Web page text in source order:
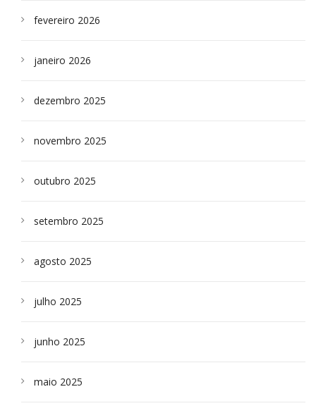
fevereiro 2026
janeiro 2026
dezembro 2025
novembro 2025
outubro 2025
setembro 2025
agosto 2025
julho 2025
junho 2025
maio 2025